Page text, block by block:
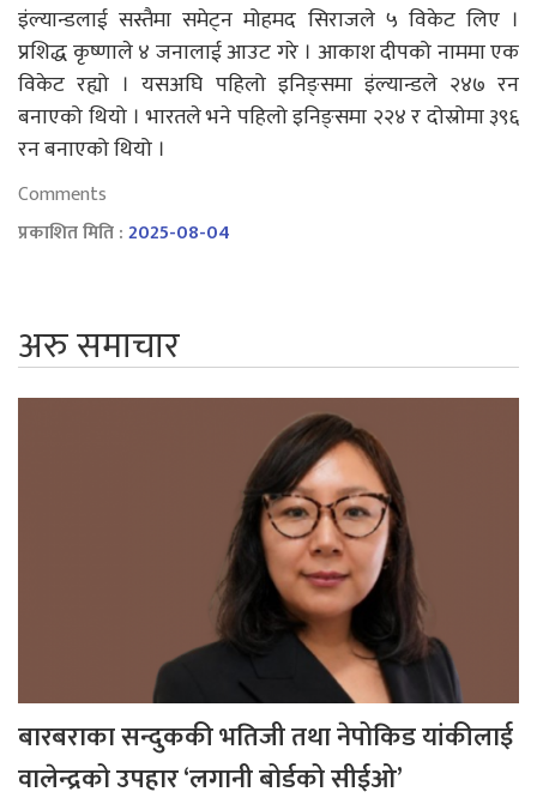
इंल्यान्डलाई सस्तैमा समेट्न मोहमद सिराजले ५ विकेट लिए ।
प्रशिद्ध कृष्णाले ४ जनालाई आउट गरे । आकाश दीपको नाममा एक
विकेट रह्यो । यसअघि पहिलो इनिङ्समा इंल्यान्डले २४७ रन
बनाएको थियो । भारतले भने पहिलो इनिङ्समा २२४ र दोस्रोमा ३९६
रन बनाएको थियो ।
Comments
प्रकाशित मिति :2025-08-04
अरु समाचार
बारबराका सन्दुककी भतिजी तथा नेपोकिड यांकीलाई
वालेन्द्रको उपहार ‘लगानी बोर्डको सीईओ’